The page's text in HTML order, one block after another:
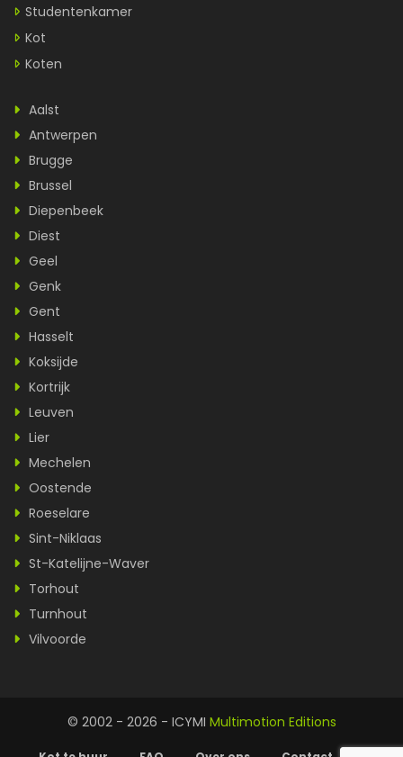
Studentenkamer
Kot
Koten
Aalst
Antwerpen
Brugge
Brussel
Diepenbeek
Diest
Geel
Genk
Gent
Hasselt
Koksijde
Kortrijk
Leuven
Lier
Mechelen
Oostende
Roeselare
Sint-Niklaas
St-Katelijne-Waver
Torhout
Turnhout
Vilvoorde
© 2002 - 2026 - ICYMI Multimotion Editions